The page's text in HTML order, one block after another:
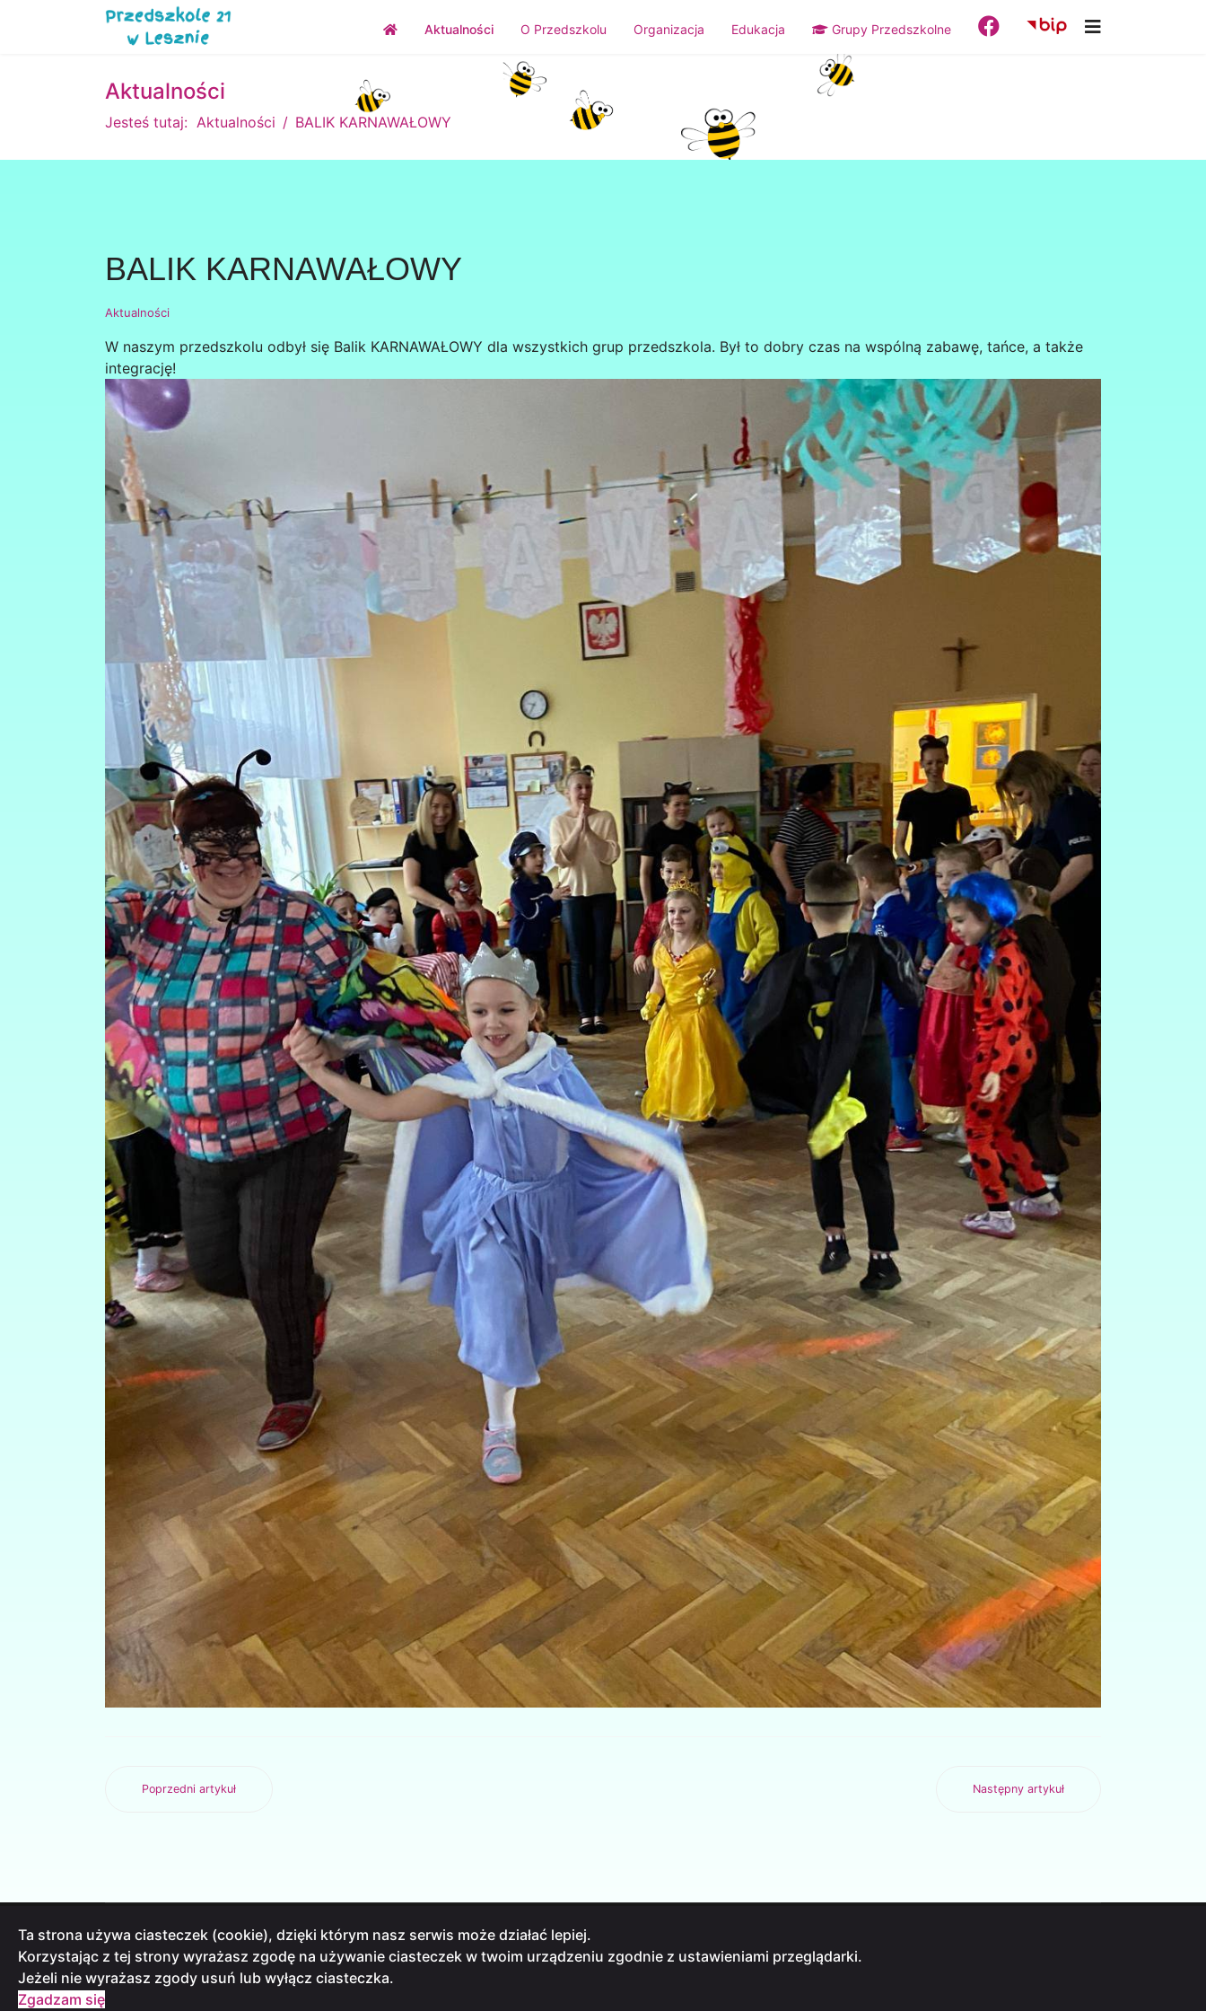
Aktualności O Przedszkolu Organizacja Edukacja Grupy Przedszkolne
Aktualności
Jesteś tutaj: Aktualności BALIK KARNAWAŁOWY
BALIK KARNAWAŁOWY
Aktualności
W naszym przedszkolu odbył się Balik KARNAWAŁOWY dla wszystkich grup przedszkola. Był to dobry czas na wspólną zabawę, tańce, a także
integrację!
Poprzedni artykuł Następny artykuł
INFORMACJA O PRZETWARZANIU DANYCH
DEKLARACJE DOSTĘPNOŚCI
STANDARDY OCHRONY MAŁOLETNICH
Ta strona używa ciasteczek (cookie), dzięki którym nasz serwis może działać lepiej.
Korzystając z tej strony wyrażasz zgodę na używanie ciasteczek w twoim urządzeniu zgodnie z ustawieniami przeglądarki.
Jeżeli nie wyrażasz zgody usuń lub wyłącz ciasteczka.
Zgadzam się